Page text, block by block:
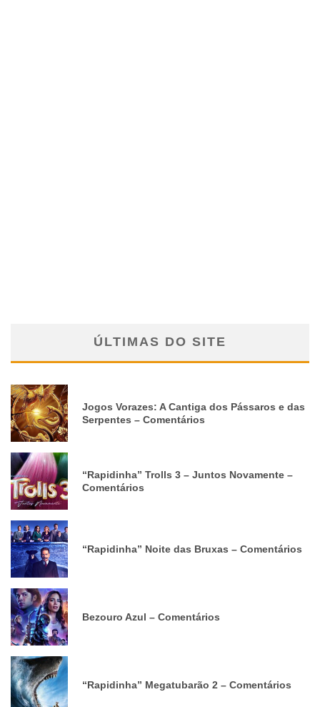
ÚLTIMAS DO SITE
Jogos Vorazes: A Cantiga dos Pássaros e das
Serpentes – Comentários
“Rapidinha” Trolls 3 – Juntos Novamente –
Comentários
“Rapidinha” Noite das Bruxas – Comentários
Bezouro Azul – Comentários
“Rapidinha” Megatubarão 2 – Comentários